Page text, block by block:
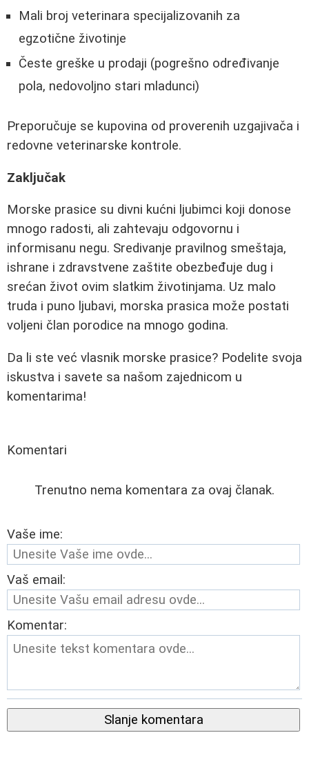
Mali broj veterinara specijalizovanih za
egzotične životinje
Česte greške u prodaji (pogrešno određivanje
pola, nedovoljno stari mladunci)
Preporučuje se kupovina od proverenih uzgajivača i
redovne veterinarske kontrole.
Zaključak
Morske prasice su divni kućni ljubimci koji donose
mnogo radosti, ali zahtevaju odgovornu i
informisanu negu. Sredivanje pravilnog smeštaja,
ishrane i zdravstvene zaštite obezbeđuje dug i
srećan život ovim slatkim životinjama. Uz malo
truda i puno ljubavi, morska prasica može postati
voljeni član porodice na mnogo godina.
Da li ste već vlasnik morske prasice? Podelite svoja
iskustva i savete sa našom zajednicom u
komentarima!
Komentari
Trenutno nema komentara za ovaj članak.
Vaše ime:
Vaš email:
Komentar:
Slanje komentara